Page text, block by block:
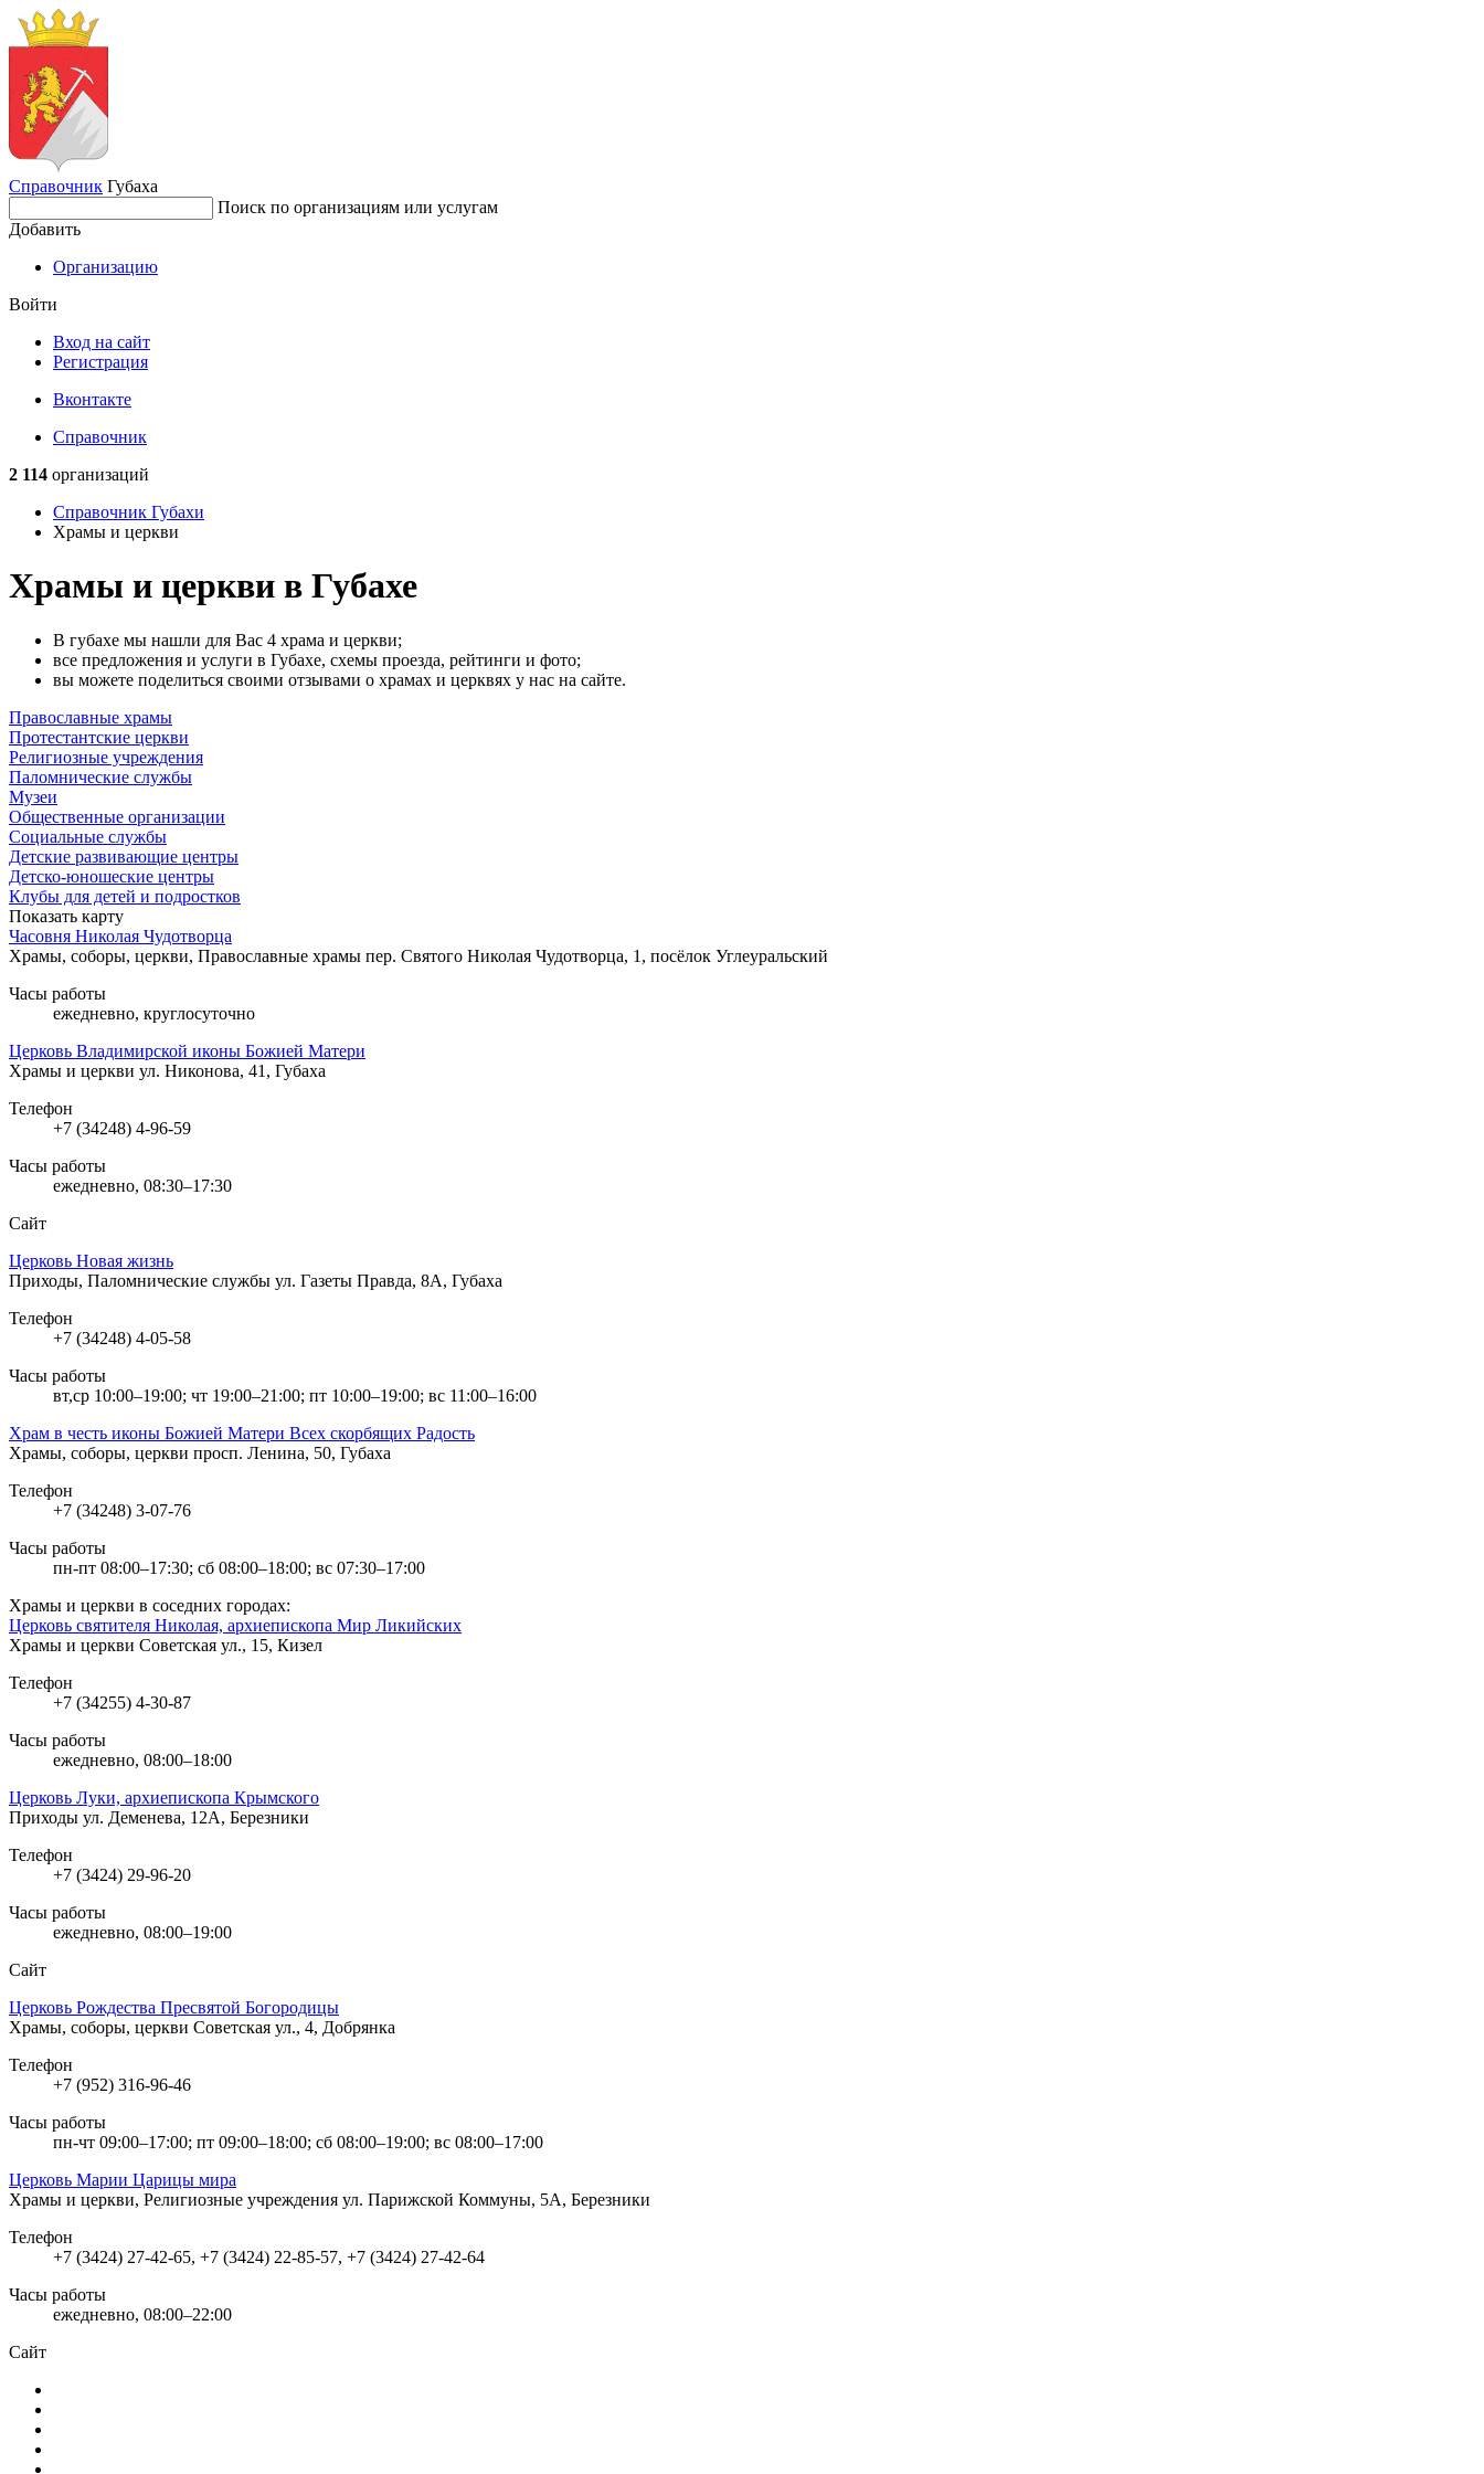
Справочник Губаха
Поиск по организациям или услугам
Добавить
Организацию
Войти
Вход на сайт
Регистрация
Вконтакте
Справочник
2 114 организаций
Справочник Губахи
Храмы и церкви
Храмы и церкви в Губахе
В губахе мы нашли для Вас 4 храма и церкви;
все предложения и услуги в Губахе, схемы проезда, рейтинги и фото;
вы можете поделиться своими отзывами о храмах и церквях у нас на сайте.
Православные храмы
Протестантские церкви
Религиозные учреждения
Паломнические службы
Музеи
Общественные организации
Социальные службы
Детские развивающие центры
Детско-юношеские центры
Клубы для детей и подростков
Показать карту
Часовня Николая Чудотворца
Храмы, соборы, церкви, Православные храмы пер. Святого Николая Чудотворца, 1, посёлок Углеуральский
Часы работы
ежедневно, круглосуточно
Церковь Владимирской иконы Божией Матери
Храмы и церкви ул. Никонова, 41, Губаха
Телефон
+7 (34248) 4-96-59
Часы работы
ежедневно, 08:30–17:30
Сайт
Церковь Новая жизнь
Приходы, Паломнические службы ул. Газеты Правда, 8А, Губаха
Телефон
+7 (34248) 4-05-58
Часы работы
вт,ср 10:00–19:00; чт 19:00–21:00; пт 10:00–19:00; вс 11:00–16:00
Храм в честь иконы Божией Матери Всех скорбящих Радость
Храмы, соборы, церкви просп. Ленина, 50, Губаха
Телефон
+7 (34248) 3-07-76
Часы работы
пн-пт 08:00–17:30; сб 08:00–18:00; вс 07:30–17:00
Храмы и церкви в соседних городах:
Церковь святителя Николая, архиепископа Мир Ликийских
Храмы и церкви Советская ул., 15, Кизел
Телефон
+7 (34255) 4-30-87
Часы работы
ежедневно, 08:00–18:00
Церковь Луки, архиепископа Крымского
Приходы ул. Деменева, 12А, Березники
Телефон
+7 (3424) 29-96-20
Часы работы
ежедневно, 08:00–19:00
Сайт
Церковь Рождества Пресвятой Богородицы
Храмы, соборы, церкви Советская ул., 4, Добрянка
Телефон
+7 (952) 316-96-46
Часы работы
пн-чт 09:00–17:00; пт 09:00–18:00; сб 08:00–19:00; вс 08:00–17:00
Церковь Марии Царицы мира
Храмы и церкви, Религиозные учреждения ул. Парижской Коммуны, 5А, Березники
Телефон
+7 (3424) 27-42-65, +7 (3424) 22-85-57, +7 (3424) 27-42-64
Часы работы
ежедневно, 08:00–22:00
Сайт